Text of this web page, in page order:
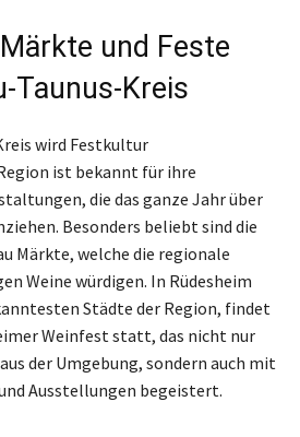
und Feste
Taunus-Kreis
wird Festkultur
ist bekannt für ihre
die das ganze Jahr über
Besonders beliebt sind die
Märkte, welche die regionale
Weine würdigen. In Rüdesheim
Städte der Region, findet
Weinfest statt, das nicht nur
der Umgebung, sondern auch mit
Ausstellungen begeistert.